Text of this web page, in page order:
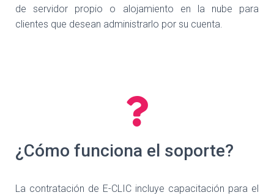
de servidor propio o alojamiento en la nube para
clientes que desean administrarlo por su cuenta.
¿Cómo funciona el soporte?
La contratación de E-CLIC incluye capacitación para el